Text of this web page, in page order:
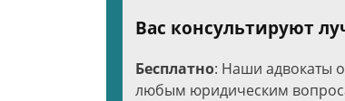
Вас консультируют
Бесплатно: Наши адвокаты
любым юридическим